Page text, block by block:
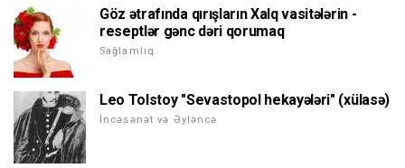
Göz ətrafında qırışların Xalq vasitələrin -
reseptlər gənc dəri qorumaq
Sağlamlıq
Leo Tolstoy "Sevastopol hekayələri" (xülasə)
İncəsənət və Əyləncə